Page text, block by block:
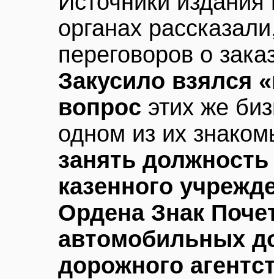
органах
переговоров о
Закусило взялся
вопрос этих же
одном из их
занять
казенного
Ордена Знак
автомобильных
дорожного